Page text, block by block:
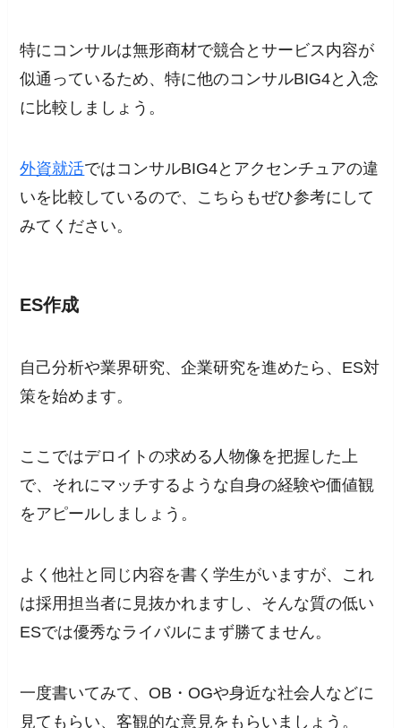
特にコンサルは無形商材で競合とサービス内容が
似通っているため、特に他のコンサルBIG4と入念
に比較しましょう。
外資就活ではコンサルBIG4とアクセンチュアの違
いを比較しているので、こちらもぜひ参考にして
みてください。
ES作成
自己分析や業界研究、企業研究を進めたら、ES対
策を始めます。
ここではデロイトの求める人物像を把握した上
で、それにマッチするような自身の経験や価値観
をアピールしましょう。
よく他社と同じ内容を書く学生がいますが、これ
は採用担当者に見抜かれますし、そんな質の低い
ESでは優秀なライバルにまず勝てません。
一度書いてみて、OB・OGや身近な社会人などに
見てもらい、客観的な意見をもらいましょう。